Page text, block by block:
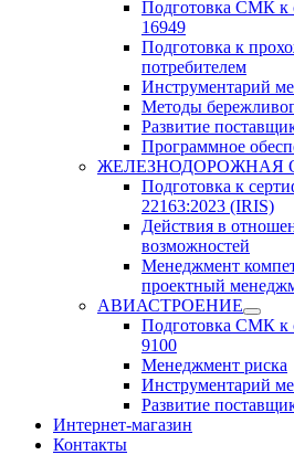
Подготовка СМК к
16949
Подготовка к
потребителем
Инструментарий
Методы
Развитие
Программное
ЖЕЛЕЗНОДОРОЖНАЯ
Подготовка к
22163:2023 (IRIS)
Действия в
возможностей
Менеджмент
проектный
АВИАСТРОЕНИЕ
Подготовка СМК к
9100
Менеджмент риска
Инструментарий
Развитие
Интернет-магазин
Контакты